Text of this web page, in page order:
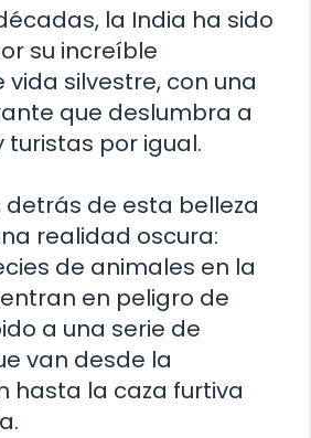
la India ha sido
su increíble
silvestre, con una
que deslumbra a
turistas por igual.
detrás de esta belleza
realidad oscura:
de animales en la
en peligro de
a una serie de
van desde la
hasta la caza furtiva